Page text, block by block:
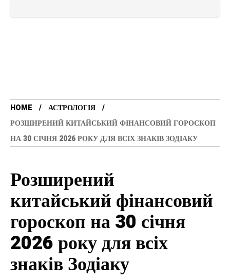
HOME
АСТРОЛОГІЯ
РОЗШИРЕНИЙ КИТАЙСЬКИЙ ФІНАНСОВИЙ ГОРОСКОП
НА 30 СІЧНЯ 2026 РОКУ ДЛЯ ВСІХ ЗНАКІВ ЗОДІАКУ
Розширений
китайський фінансовий
гороскоп на 30 січня
2026 року для всіх
знаків Зодіаку